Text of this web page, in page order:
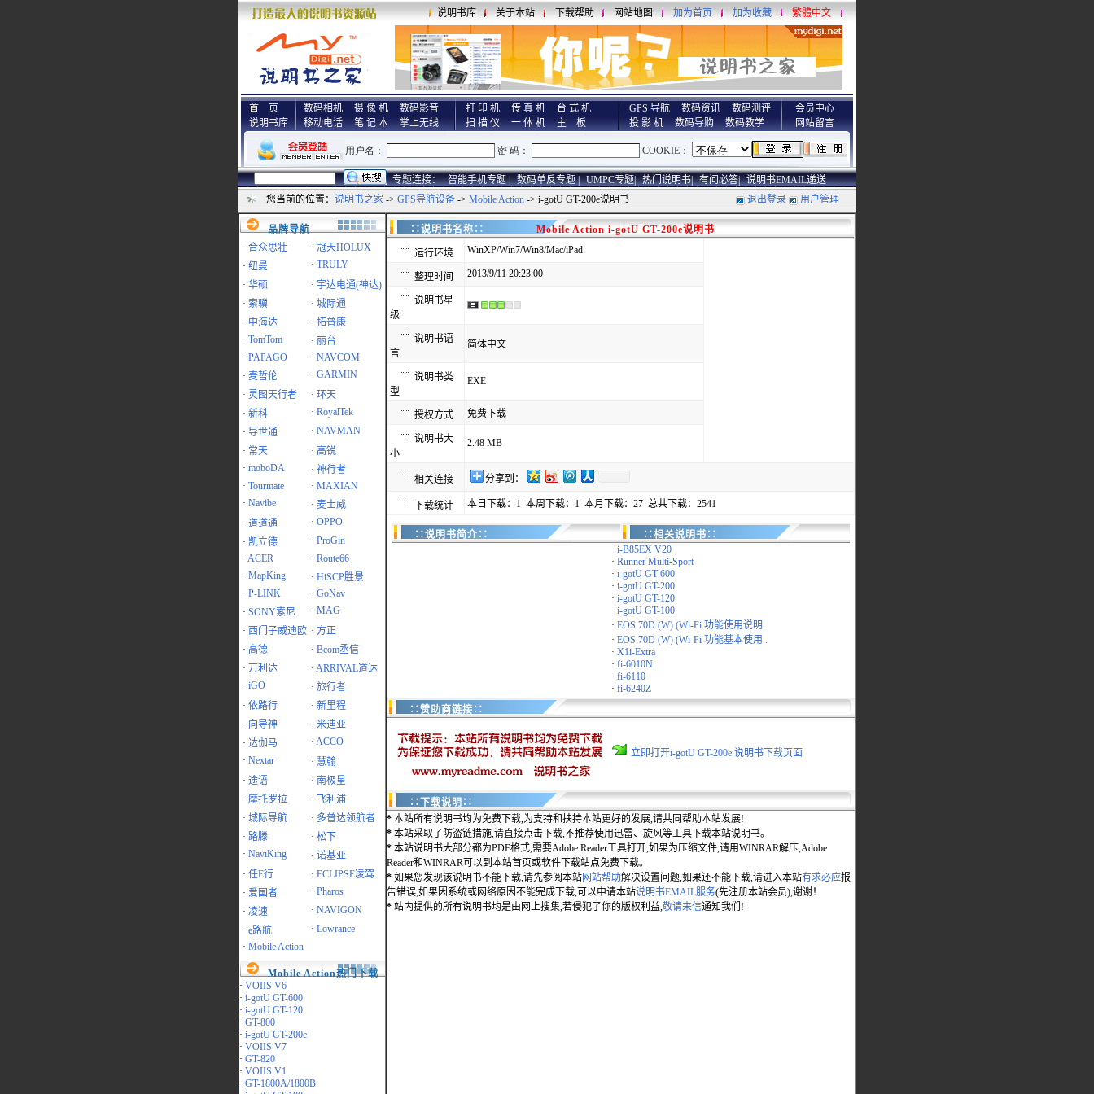
说明书库 关于本站 下载帮助 网站地图 加为首页 加为收藏 繁體中文
首 页
说明书库
数码相机 摄 像 机
数码影音
移动电话
笔 记 本 掌上无线
打 印 机 传 真 机
台 式 机
扫 描 仪
一 体 机 主 板
GPS 导航 数码资讯
数码测评
投 影 机
数码导购 数码教学
会员中心
网站留言
专题连接： 智能手机专题 | 数码单反专题 | UMPC专题| 热门说明书| 有问必答| 说明书EMAIL递送
您当前的位置： 说明书之家 -> GPS导航设备 -> Mobile Action -> i-gotU GT-200e说明书 退出登录 用户管理
品牌导航
· 合众思壮 · 冠天HOLUX
· 纽曼 · TRULY
· 华硕 · 宇达电通(神达)
· 索骥 · 城际通
· 中海达 · 拓普康
· TomTom · 丽台
· PAPAGO · NAVCOM
· 麦哲伦 · GARMIN
· 灵图天行者 · 环天
· 新科 · RoyalTek
· 导世通 · NAVMAN
· 常天 · 高锐
· moboDA · 神行者
· Tourmate · MAXIAN
· Navibe · 麦士威
· 道道通 · OPPO
· 凯立德 · ProGin
· ACER · Route66
· MapKing · HiSCP胜景
· P-LINK · GoNav
· SONY索尼 · MAG
· 西门子威迪欧 · 方正
· 高德 · Bcom丞信
· 万利达 · ARRIVAL道达
· iGO · 旅行者
· 依路行 · 新里程
· 向导神 · 米迪亚
· 达伽马 · ACCO
· Nextar · 慧翰
· 途语 · 南极星
· 摩托罗拉 ·
飞利浦
· 城际导航 · 多普达领航者
· 路滕 · 松下
· NaviKing · 诺基亚
· 任E行 · ECLIPSE凌驾
· 爱国者 · Pharos
· 凌速 · NAVIGON
· e路航 · Lowrance
· Mobile Action
Mobile Action热门下载
· VOIIS V6
· i-gotU GT-600
· i-gotU GT-120
· GT-800
· i-gotU GT-200e
· VOIIS V7
· GT-820
· VOIIS V1
· GT-1800A/1800B
∷说明书名称∷ Mobile Action i-gotU GT-200e说明书
运行环境 WinXP/Win7/Win8/Mac/iPad
整理时间 2013/9/11 20:23:00
说明书星
级
说明书语
言
简体中文
说明书类
型
EXE
授权方式 免费下载
说明书大
小
2.48 MB
相关连接 分享到：
下载统计 本日下载：1 本周下载：1 本月下载：27 总共下载：2541
∷说明书简介∷
∷相关说明书∷
· i-B85EX V20
· Runner Multi-Sport
· i-gotU GT-600
· i-gotU GT-200
· i-gotU GT-120
· i-gotU GT-100
· EOS 70D (W) (Wi-Fi 功能使用说明..
· EOS 70D (W) (Wi-Fi 功能基本使用..
· X1i-Extra
· fi-6010N
· fi-6110
· fi-6240Z
∷赞助商链接∷
立即打开i-gotU GT-200e 说明书下载页面
∷下载说明∷
* 本站所有说明书均为免费下载,为支持和扶持本站更好的发展,请共同帮助本站发展!
* 本站采取了防盗链措施,请直接点击下载,不推荐使用迅雷、旋风等工具下载本站说明书。
* 本站说明书大部分都为PDF格式,需要Adobe Reader工具打开,如果为压缩文件,请用WINRAR解压,Adobe
Reader和WINRAR可以到本站首页或软件下载站点免费下载。
* 如果您发现该说明书不能下载,请先参阅本站网站帮助解决设置问题,如果还不能下载,请进入本站有求必应报
告错误;如果因系统或网络原因不能完成下载,可以申请本站说明书EMAIL服务(先注册本站会员),谢谢！
* 站内提供的所有说明书均是由网上搜集,若侵犯了你的版权利益,敬请来信通知我们!